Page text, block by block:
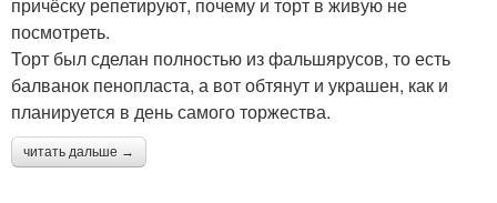
посмотреть.
Торт был сделан полностью из фальшярусов, то есть
балванок пенопласта, а вот обтянут и украшен, как и
планируется в день самого торжества.
читать дальше →